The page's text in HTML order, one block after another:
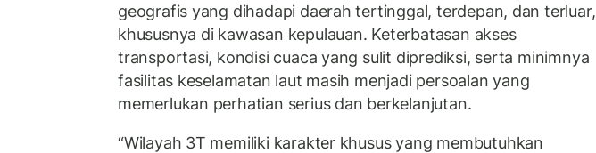
geografis yang dihadapi daerah tertinggal, terdepan, dan terluar,
khususnya di kawasan kepulauan. Keterbatasan akses
transportasi, kondisi cuaca yang sulit diprediksi, serta minimnya
fasilitas keselamatan laut masih menjadi persoalan yang
memerlukan perhatian serius dan berkelanjutan.
“Wilayah 3T memiliki karakter khusus yang membutuhkan